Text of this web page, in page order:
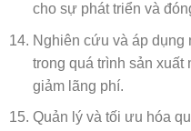
cho sự phát triển và
Nghiên cứu và áp dụng
trong quá trình sản xuất
giảm lãng phí.
Quản lý và tối ưu hóa